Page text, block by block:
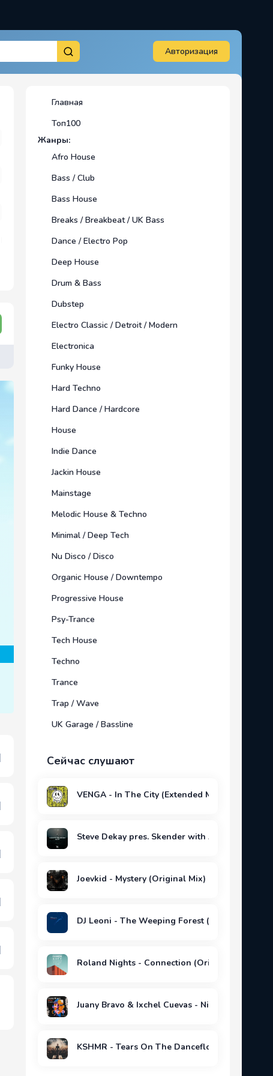
Авторизация
Главная
Топ100
Жанры:
Afro House
Bass / Club
Bass House
Breaks / Breakbeat / UK Bass
Dance / Electro Pop
Deep House
Drum & Bass
Dubstep
Electro Classic / Detroit / Modern
Electronica
Funky House
Hard Techno
Hard Dance / Hardcore
House
Indie Dance
Jackin House
Mainstage
Melodic House & Techno
Minimal / Deep Tech
Nu Disco / Disco
Organic House / Downtempo
Progressive House
Psy-Trance
Tech House
Techno
Trance
Trap / Wave
UK Garage / Bassline
Сейчас слушают
VENGA - In The City (Extended Mix)
Steve Dekay pres. Skender with Amitav -
Joevkid - Mystery (Original Mix)
DJ Leoni - The Weeping Forest (Deep Surr
Roland Nights - Connection (Original Mix)
Juany Bravo & Ixchel Cuevas - Niña feat. Ixchel
KSHMR - Tears On The Dancefloor (feat.